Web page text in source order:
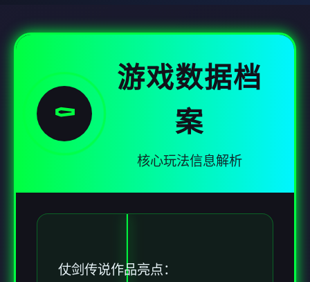
⚰️
游戏数据档
案
核心玩法信息解析
仗剑传说作品亮点：